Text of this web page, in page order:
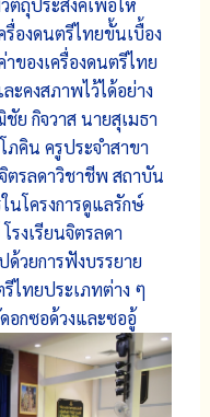
ตถุประสงค์เพื่อให้
รื่องดนตรีไทยขั้นเบื้อง
ของเครื่องดนตรีไทย
ะคงสภาพไว้ได้อย่าง
ย กิจวาส นายสุเมธา
ภคิน ครูประจำสาขา
จิตรลดาวิชาชีพ สถาบัน
นโครงการดูแลรักษ์
รงเรียนจิตรลดา
ด้วยการฟังบรรยาย
ไทยประเภทต่าง ๆ
อกซอด้วงและซออู้